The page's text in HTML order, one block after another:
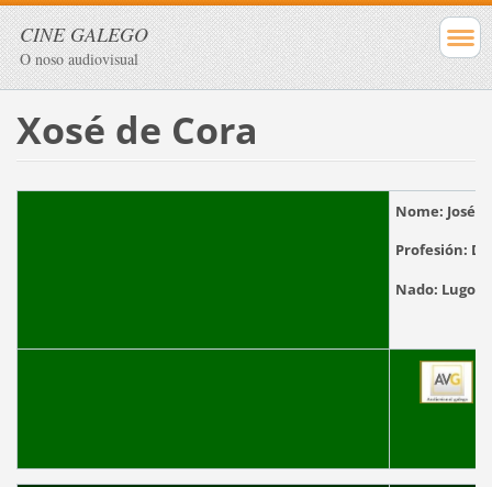
CINE GALEGO
O noso audiovisual
Xosé de Cora
Nome: José
Profesión:
Nado: